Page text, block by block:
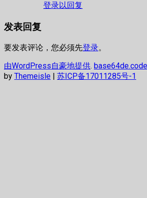
登录以回复
发表回复
要发表评论，您必须先登录。
由WordPress自豪地提供.
by Themeisle | 苏ICP备17011285号-1